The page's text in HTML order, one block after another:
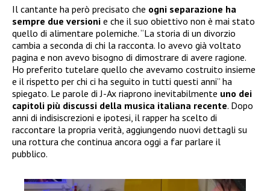
Il cantante ha però precisato che ogni separazione ha
sempre due versioni e che il suo obiettivo non è mai stato
quello di alimentare polemiche. “La storia di un divorzio
cambia a seconda di chi la racconta. Io avevo già voltato
pagina e non avevo bisogno di dimostrare di avere ragione.
Ho preferito tutelare quello che avevamo costruito insieme
e il rispetto per chi ci ha seguito in tutti questi anni” ha
spiegato. Le parole di J-Ax riaprono inevitabilmente uno dei
capitoli più discussi della musica italiana recente. Dopo
anni di indisiscrezioni e ipotesi, il rapper ha scelto di
raccontare la propria verità, aggiungendo nuovi dettagli su
una rottura che continua ancora oggi a far parlare il
pubblico.